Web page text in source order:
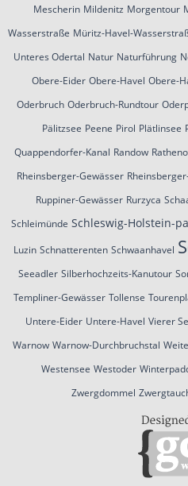
Mescherin Mildenitz Morgentour
Wasserstraße Müritz-Havel-
Unteres Odertal Natur Naturführung
Obere-Eider Obere-Havel Obere-
Oderbruch Oderbruch-Rundtour
Pälitzsee Peene Pirol Plätlinsee
Quappendorfer-Kanal Randow
Rheinsberger-Gewässer
Ruppiner-Gewässer Rurzyca
Schleimünde Schleswig-Holstein-
Luzin Schnatterenten Schwaanhavel
Seeadler Silberhochzeits-Kanutour
Templiner-Gewässer Tollense
Untere-Eider Untere-Havel Vierer
Warnow Warnow-Durchbruchstal
Westensee Westoder
Zwergdommel